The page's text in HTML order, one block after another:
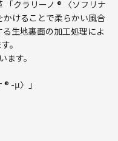
クラリーノ ® 〈ソフリナ
けることで柔らかい風合
生地裏面の加工処理によ
。
ます。
-μ〉」